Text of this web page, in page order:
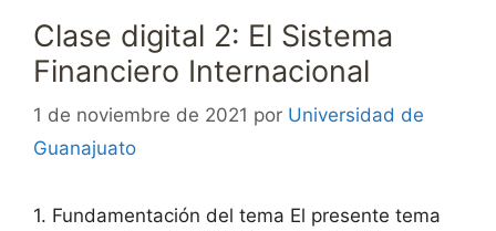
Clase digital 2: El Sistema
Financiero Internacional
1 de noviembre de 2021 por Universidad de
Guanajuato
1. Fundamentación del tema El presente tema